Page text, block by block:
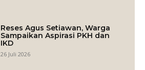
Reses Agus Setiawan, Warga
Sampaikan Aspirasi PKH dan
IKD
26 Juli 2026